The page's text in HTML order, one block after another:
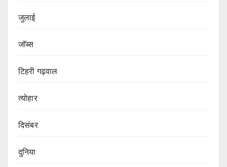
जुलाई
जॉब्स
टिहरी गढ़वाल
त्योहार
दिसंबर
दुनिया